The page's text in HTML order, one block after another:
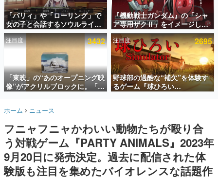
アプリセール情報
インタビュー
連載・特集一覧
殿堂入り記事
SNS拡散数が数千以上！ ページビュー数万以上！ などな
ど。多くの人々に読まれた、電ファミ渾身の“殿堂入り”記
事をまとめました。
名作ゲームクリエイターの方々に製作時のエピソードをお
きます。
赫本
この物語を解いてはいけない。『赫本』は、〈試験問題〉
の形をした短編ホラー小説集です。
「パリィ」や「ローリング」で
女の子と会話するソウルライク
恋愛ゲーム『小早川さんはソウ
ルライク』無料公開。返事に失
敗すると「YOU DIED」
『機動戦士ガンダム』の「シャ
ア専用ザクⅡ」をイメージした
散水ホースリールが予約開始。
本体にはシャアのパーソナルマ
ークやジオン公国軍のエンブレ
ム、型式番号などを配置
注目度 3432
「東映」の“あのオープニング映
像”がアクリルブロックに。「東
映ヒストリカル グッズコレクシ
注目度 2695
野球部の過酷な“補欠”を体験す
るゲーム『球ひろい
Simulator』が「1件」のウィッ
プロ野球選手から称賛の声
ホーム ニュース
フニャフニャかわいい動物たちが殴り合
う対戦ゲーム『PARTY ANIMALS』2023年
9月20日に発売決定。過去に配信された体
験版も注目を集めたバイオレンスな話題作